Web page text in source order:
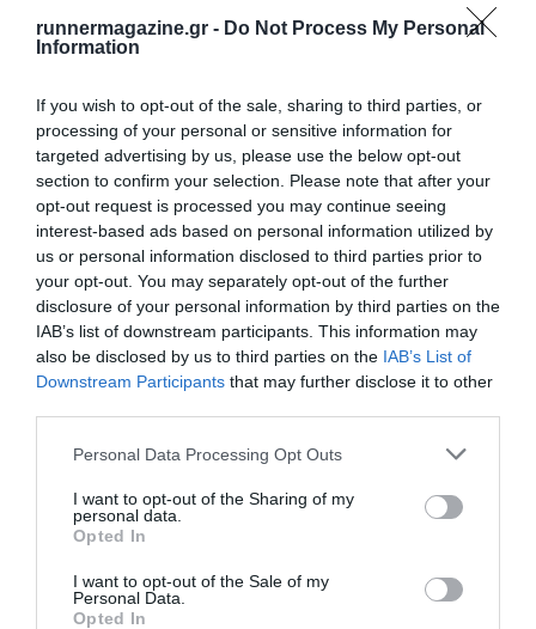
runnermagazine.gr - Do Not Process My Personal
Information
If you wish to opt-out of the sale, sharing to third parties, or
processing of your personal or sensitive information for
targeted advertising by us, please use the below opt-out
section to confirm your selection. Please note that after your
opt-out request is processed you may continue seeing
interest-based ads based on personal information utilized by
us or personal information disclosed to third parties prior to
your opt-out. You may separately opt-out of the further
disclosure of your personal information by third parties on the
IAB’s list of downstream participants. This information may
also be disclosed by us to third parties on the IAB’s List of
Downstream Participants that may further disclose it to other
Personal Data Processing Opt Outs
I want to opt-out of the Sharing of my
personal data.
Opted In
I want to opt-out of the Sale of my
Personal Data.
Opted In